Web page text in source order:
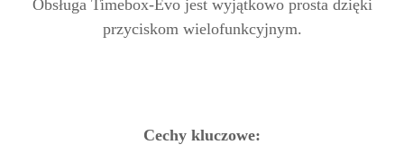
Obsługa Timebox-Evo jest wyjątkowo prosta dzięki
przyciskom wielofunkcyjnym.
Cechy kluczowe: